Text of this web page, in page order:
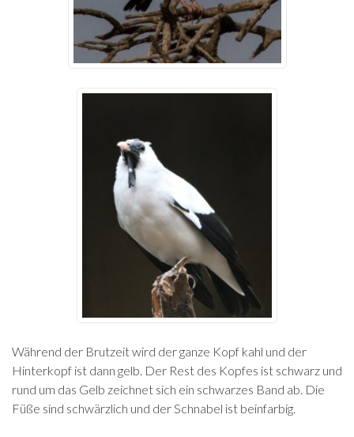
Während der Brutzeit wird der ganze Kopf kahl und der
Hinterkopf ist dann gelb. Der Rest des Kopfes ist schwarz und
rund um das Gelb zeichnet sich ein schwarzes Band ab. Die
Füße sind schwärzlich und der Schnabel ist beinfarbig.